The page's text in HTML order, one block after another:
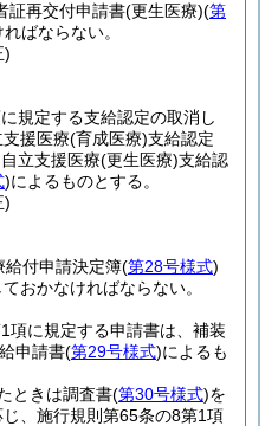
証再交付申請書(更生医療)(第
ばならない。
)
規定する支給認定の取消し
援医療(育成医療)支給認定
立支援医療(更生医療)支給認
)によるものとする。
)
給付申請決定簿(第28号様式)
おかなければならない。
項に規定する申請書は、補装
申請書(第29号様式)によるも
ときは調査書(第30号様式)を
、施行規則第65条の8第1項